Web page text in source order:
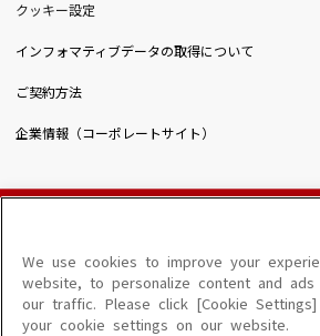
クッキー設定
インフォマティブデータの取得について
ご契約方法
企業情報（コーポレートサイト）
このサイトに掲載されている一切の文章・画像・写真・動
問わず、著作権法の定める範囲を超えて無断で複製、転載
禁じます。
楽曲及びコンテンツは、端末や配信状況によりご利用いた
楽曲によりMYリスト保存ができない場合があります。
We use cookies to improve your
website, to personalize content and ads
our traffic. Please click [Cookie
your cookie settings on our website.